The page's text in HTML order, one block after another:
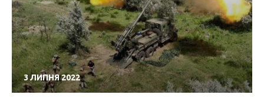
3 ЛИПНЯ 2022